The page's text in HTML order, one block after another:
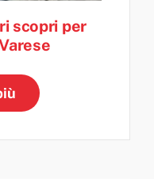
scopri per